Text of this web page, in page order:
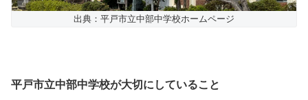
出典：平戸市立中部中学校ホームページ
平戸市立中部中学校が大切にしていること